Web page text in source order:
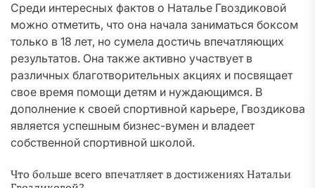
Среди интересных фактов о Наталье Гвоздиковой
можно отметить, что она начала заниматься боксом
только в 18 лет, но сумела достичь впечатляющих
результатов. Она также активно участвует в
различных благотворительных акциях и посвящает
свое время помощи детям и нуждающимся. В
дополнение к своей спортивной карьере, Гвоздикова
является успешным бизнес-вумен и владеет
собственной спортивной школой.
Что больше всего впечатляет в достижениях Натальи